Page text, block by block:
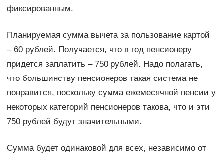
фиксированным.
Планируемая сумма вычета за пользование картой
– 60 рублей. Получается, что в год пенсионеру
придется заплатить – 750 рублей. Надо полагать,
что большинству пенсионеров такая система не
понравится, поскольку сумма ежемесячной пенсии у
некоторых категорий пенсионеров такова, что и эти
750 рублей будут значительными.
Сумма будет одинаковой для всех, независимо от